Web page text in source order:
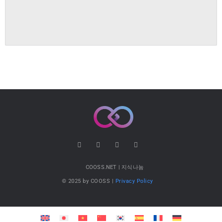
COOSS.NET | 지식나눔
© 2025 by COOSS | Privacy Policy